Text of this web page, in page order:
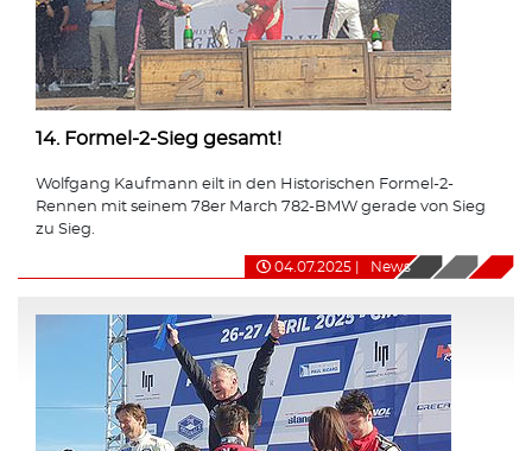
14. Formel-2-Sieg gesamt!
Wolfgang Kaufmann eilt in den Historischen Formel-2-
Rennen mit seinem 78er March 782-BMW gerade von Sieg
zu Sieg.
04.07.2025 News